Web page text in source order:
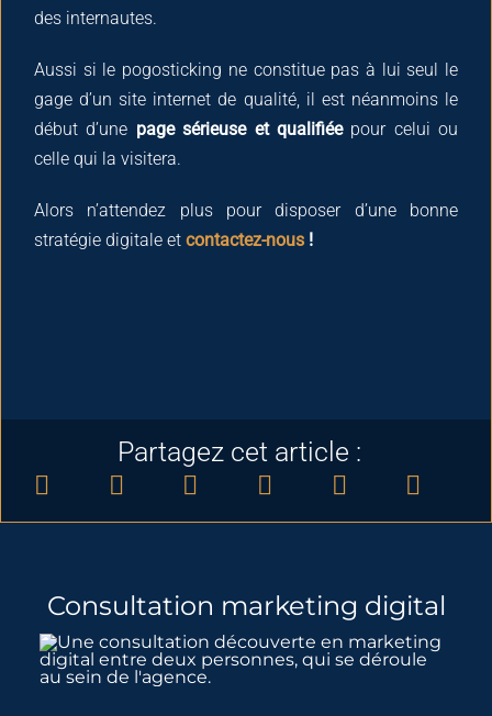
des internautes.
Aussi si le pogosticking ne constitue pas à lui seul le
gage d’un site internet de qualité, il est néanmoins le
début d’une page sérieuse et qualifiéepour celui ou
celle qui la visitera.
Alors n’attendez plus pour disposer d’une bonne
stratégie digitale et contactez-nous !
Partagez cet article :
Consultation marketing digital